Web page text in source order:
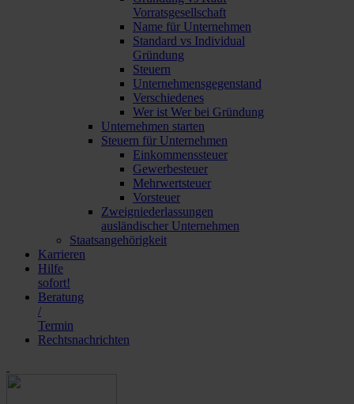
Vorratsgesellschaft
Name für Unternehmen
Standard vs Individual
Gründung
Steuern
Unternehmensgegenstand
Verschiedenes
Wer ist Wer bei Gründung
Unternehmen starten
Steuern für Unternehmen
Einkommenssteuer
Gewerbesteuer
Mehrwertsteuer
Vorsteuer
Zweigniederlassungen
ausländischer Unternehmen
Staatsangehörigkeit
Karrieren
Hilfe
sofort!
Beratung
/
Termin
Rechtsnachrichten